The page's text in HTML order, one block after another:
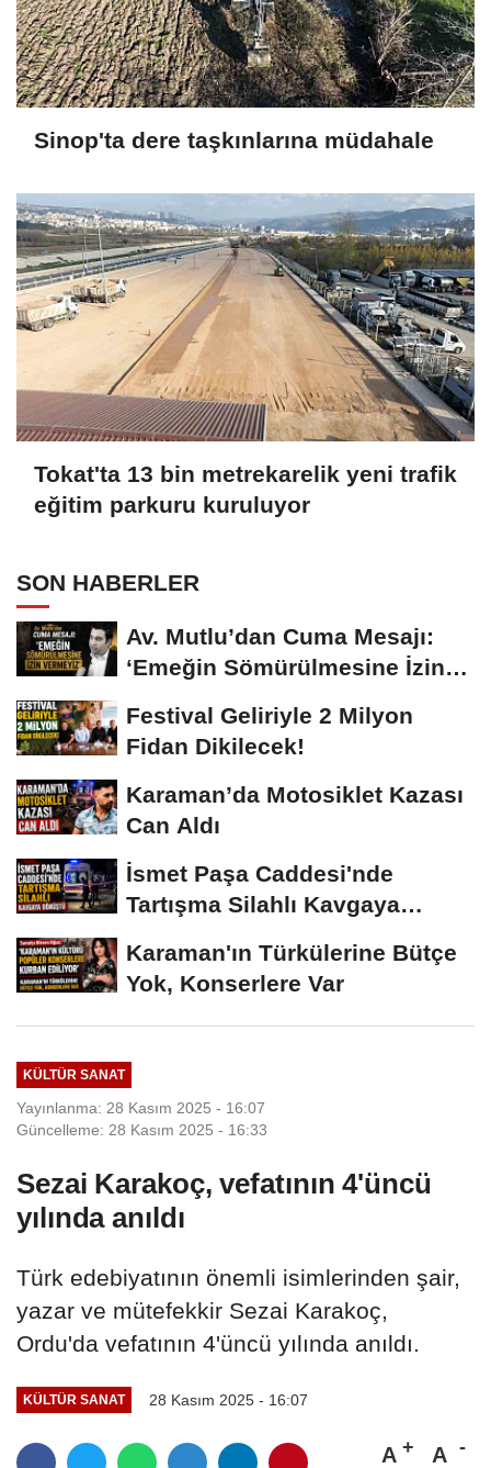
Sinop'ta dere taşkınlarına müdahale
Tokat'ta 13 bin metrekarelik yeni trafik
eğitim parkuru kuruluyor
SON HABERLER
Av. Mutlu’dan Cuma Mesajı:
‘Emeğin Sömürülmesine İzin
Festival Geliriyle 2 Milyon
Fidan Dikilecek!
Karaman’da Motosiklet Kazası
Can Aldı
İsmet Paşa Caddesi'nde
Tartışma Silahlı Kavgaya
Karaman'ın Türkülerine Bütçe
Yok, Konserlere Var
KÜLTÜR SANAT
Yayınlanma: 28 Kasım 2025 - 16:07
Güncelleme: 28 Kasım 2025 - 16:33
Sezai Karakoç, vefatının 4'üncü
yılında anıldı
Türk edebiyatının önemli isimlerinden şair,
yazar ve mütefekkir Sezai Karakoç,
Ordu'da vefatının 4'üncü yılında anıldı.
KÜLTÜR SANAT 28 Kasım 2025 - 16:07
A A